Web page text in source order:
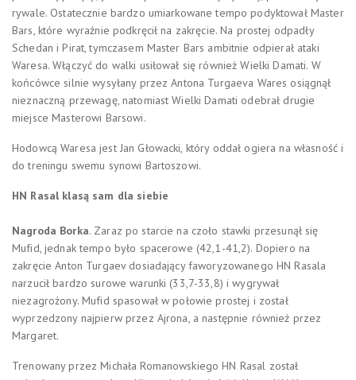
rywale. Ostatecznie bardzo umiarkowane tempo podyktował Master
Bars, które wyraźnie podkręcił na zakręcie. Na prostej odpadły
Schedan i Pirat, tymczasem Master Bars ambitnie odpierał ataki
Waresa. Włączyć do walki usiłował się również Wielki Damati. W
końcówce silnie wysyłany przez Antona Turgaeva Wares osiągnął
nieznaczną przewagę, natomiast Wielki Damati odebrał drugie
miejsce Masterowi Barsowi.
Hodowcą Waresa jest Jan Głowacki, który oddał ogiera na własność i
do treningu swemu synowi Bartoszowi.
HN Rasal klasą sam dla siebie
Nagroda Borka. Zaraz po starcie na czoło stawki przesunął się
Mufid, jednak tempo było spacerowe (42,1-41,2). Dopiero na
zakręcie Anton Turgaev dosiadający faworyzowanego HN Rasala
narzucił bardzo surowe warunki (33,7-33,8) i wygrywał
niezagrożony. Mufid spasował w połowie prostej i został
wyprzedzony najpierw przez Ajrona, a następnie również przez
Margaret.
Trenowany przez Michała Romanowskiego HN Rasal został